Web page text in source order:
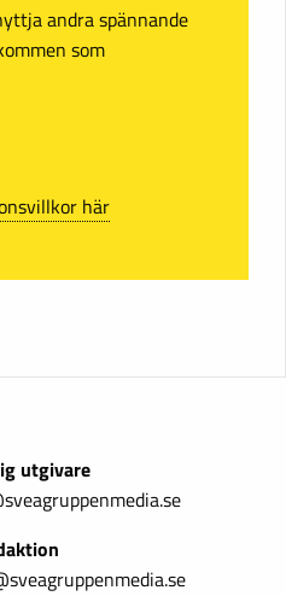
andra spännande
som
här
utgivare